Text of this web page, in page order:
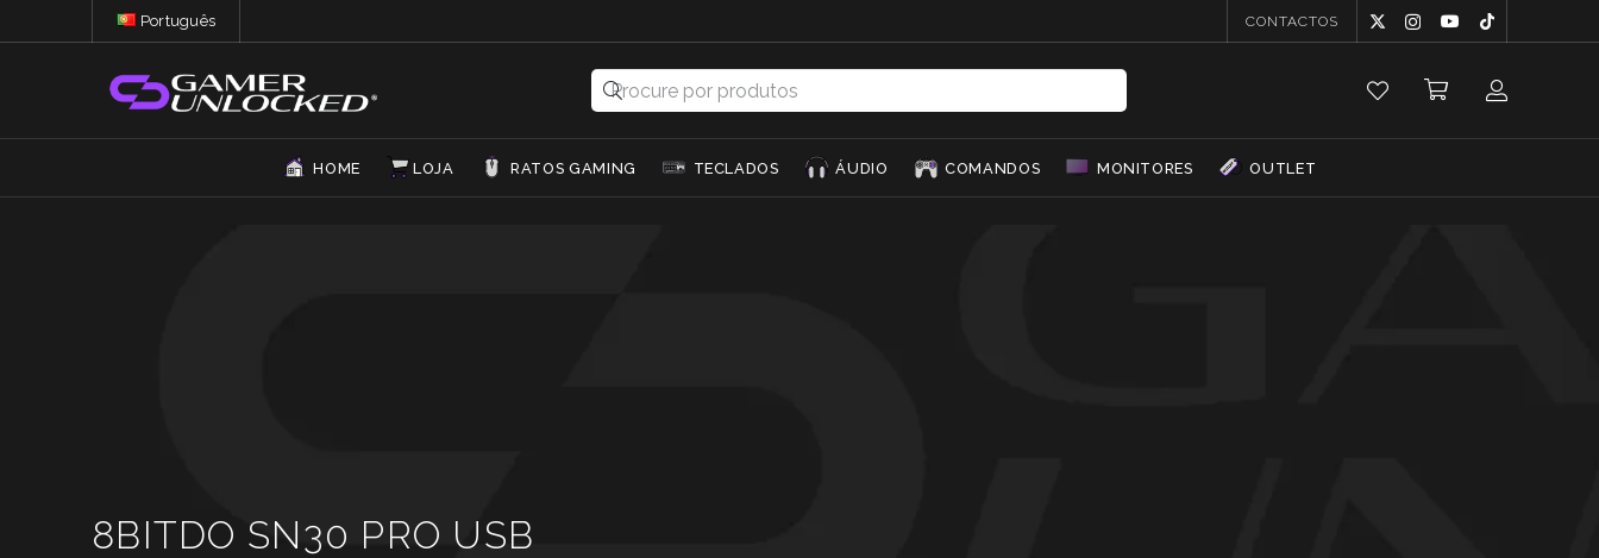
Português CONTACTOS
HOME LOJA RATOS GAMING TECLADOS ÁUDIO COMANDOS MONITORES OUTLET
8BITDO SN30 PRO USB